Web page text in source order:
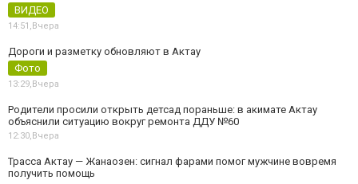
ВИДЕО
14:51,Вчера
Дороги и разметку обновляют в Актау
Фото
13:29,Вчера
Родители просили открыть детсад пораньше: в акимате Актау
объяснили ситуацию вокруг ремонта ДДУ №60
12:30,Вчера
Трасса Актау — Жанаозен: сигнал фарами помог мужчине вовремя
получить помощь